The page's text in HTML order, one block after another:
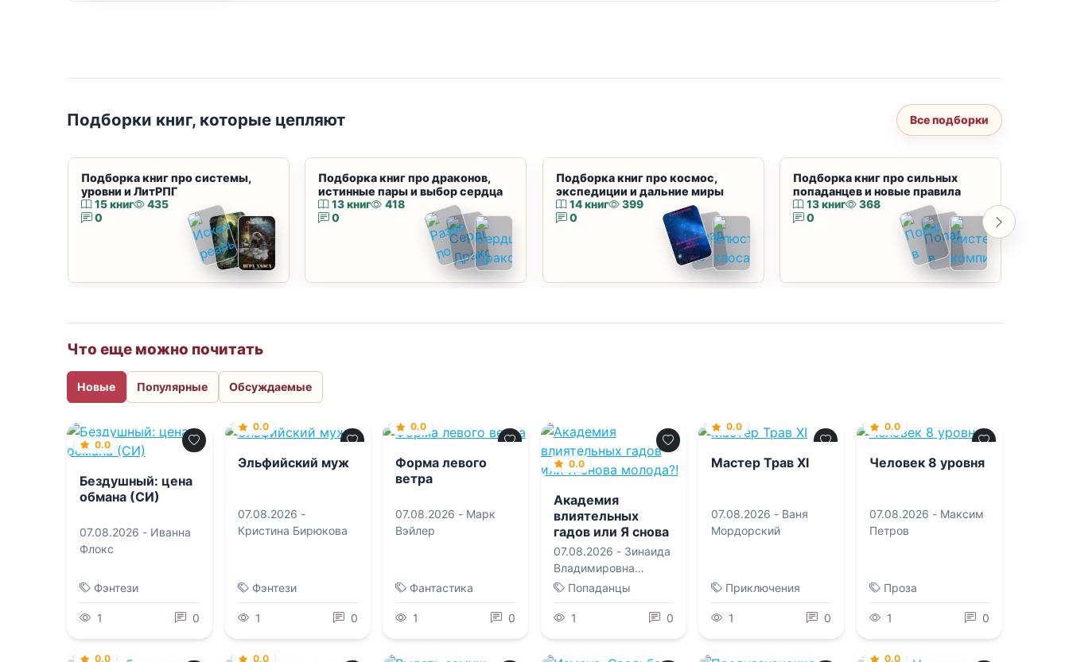
Подборки книг, которые цепляют Все подборки
Подборка книг про системы,
уровни и ЛитРПГ
15 книг
435
0
Подборка книг про драконов,
истинные пары и выбор сердца
13 книг
418
0
Подборка книг про космос,
экспедиции и дальние миры
14 книг
399
0
Подборка книг про сильных
попаданцев и новые правила
13 книг
368
0
Что еще можно почитать
Новые Популярные Обсуждаемые
0.0
Бездушный: цена
обмана (СИ)
07.08.2026 - Иванна
Флокс
Фэнтези
1 0
0.0
Эльфийский муж
07.08.2026 -
Кристина Бирюкова
Фэнтези
1 0
0.0
Форма левого
ветра
07.08.2026 - Марк
Вэйлер
Фантастика
1 0
0.0
Академия
влиятельных
гадов или Я снова
молода?!
07.08.2026 - Зинаида
Владимировна
Гаврик
Попаданцы
1 0
0.0
Мастер Трав XI
07.08.2026 - Ваня
Мордорский
Приключения
1 0
0.0
Человек 8 уровня
07.08.2026 - Максим
Петров
Проза
1 0
0.0 0.0 0.0